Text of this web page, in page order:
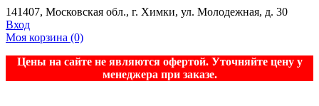
141407, Московская обл., г. Химки, ул. Молодежная, д. 30
Вход
Моя корзина (0)
Цены на сайте не являются офертой. Уточняйте цену у
менеджера при заказе.